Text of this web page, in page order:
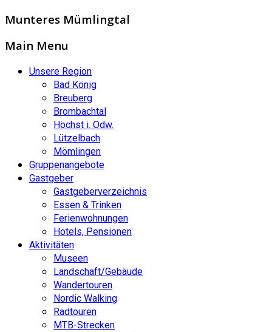
Munteres Mümlingtal
Main Menu
Unsere Region
Bad König
Breuberg
Brombachtal
Höchst i. Odw.
Lützelbach
Mömlingen
Gruppenangebote
Gastgeber
Gastgeberverzeichnis
Essen & Trinken
Ferienwohnungen
Hotels, Pensionen
Aktivitäten
Museen
Landschaft/Gebäude
Wandertouren
Nordic Walking
Radtouren
MTB-Strecken